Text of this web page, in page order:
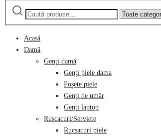
Caută
după:
Narrow
by
Acasă
Damă
Genți damă
Genți piele dama
Poșete piele
Genți de umăr
Genți laptop
Ruscacuri/Serviete
Rucsacuri piele